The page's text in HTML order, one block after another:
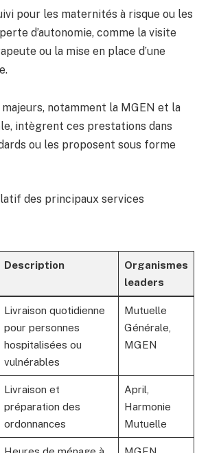
pour les maternités à risque ou les
d’autonomie, comme la visite
ou la mise en place d’une
notamment la MGEN et la
intègrent ces prestations dans
ou les proposent sous forme
des principaux services
Description
Organismes
leaders
Livraison quotidienne
pour personnes
hospitalisées ou
vulnérables
Mutuelle
Générale,
MGEN
Livraison et
préparation des
ordonnances
April,
Harmonie
Mutuelle